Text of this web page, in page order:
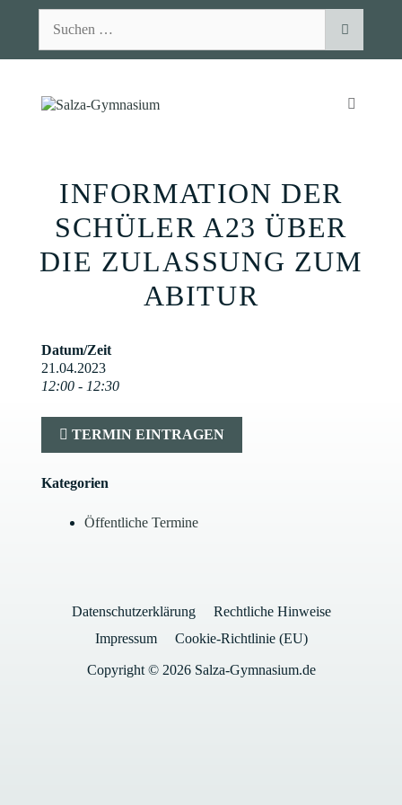
nach:
INFORMATION DER
SCHÜLER A23 ÜBER
DIE ZULASSUNG ZUM
ABITUR
Datum/Zeit
21.04.2023
12:00 - 12:30
TERMIN EINTRAGEN
Kategorien
Öffentliche Termine
Datenschutzerklärung
Rechtliche Hinweise
Impressum
Cookie-Richtlinie (EU)
Copyright © 2026 Salza-Gymnasium.de